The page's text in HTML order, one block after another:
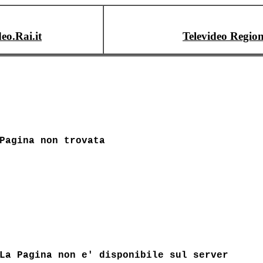
Televideo
Pagina non trovata
La Pagina non e' disponibile sul server